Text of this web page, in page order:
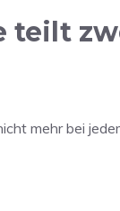
mehr bei